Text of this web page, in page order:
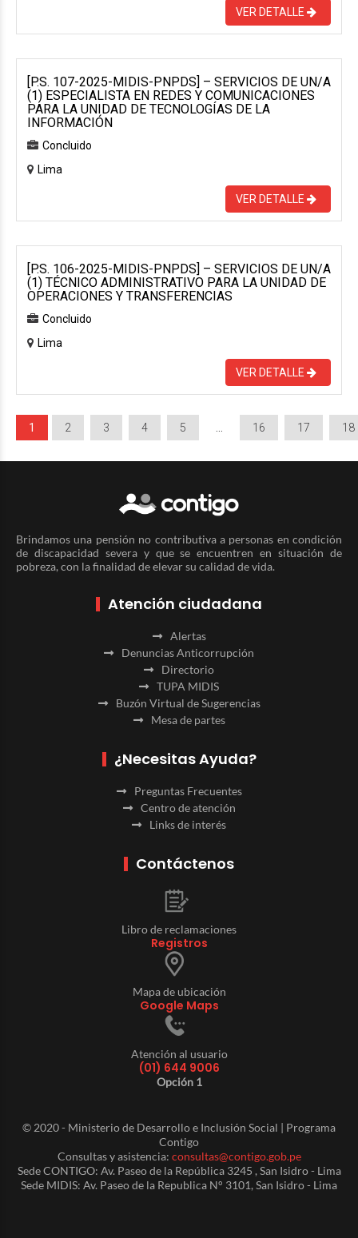
VER DETALLE
[P.S. 107-2025-MIDIS-PNPDS] – SERVICIOS DE UN/A
(1) ESPECIALISTA EN REDES Y COMUNICACIONES
PARA LA UNIDAD DE TECNOLOGÍAS DE LA
INFORMACIÓN
Concluido
Lima
VER DETALLE
[P.S. 106-2025-MIDIS-PNPDS] – SERVICIOS DE UN/A
(1) TÉCNICO ADMINISTRATIVO PARA LA UNIDAD DE
OPERACIONES Y TRANSFERENCIAS
Concluido
Lima
VER DETALLE
1 2 3 4 5 16 17 18
Brindamos una pensión no contributiva a personas en condición
de discapacidad severa y que se encuentren en situación de
pobreza, con la finalidad de elevar su calidad de vida.
Atención ciudadana
Alertas
Denuncias Anticorrupción
Directorio
TUPA MIDIS
Buzón Virtual de Sugerencias
Mesa de partes
¿Necesitas Ayuda?
Preguntas Frecuentes
Centro de atención
Links de interés
Contáctenos
Libro de reclamaciones
Registros
Mapa de ubicación
Google Maps
Atención al usuario
(01) 644 9006
Opción 1
© 2020 - Ministerio de Desarrollo e Inclusión Social | Programa
Contigo
Consultas y asistencia: consultas@contigo.gob.pe
Sede CONTIGO: Av. Paseo de la República 3245 , San Isidro - Lima
Sede MIDIS: Av. Paseo de la Republica N° 3101, San Isidro - Lima